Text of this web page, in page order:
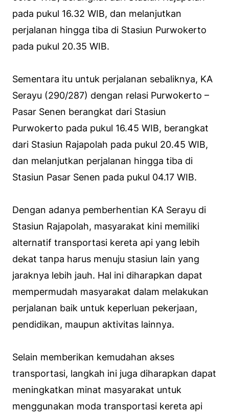
pada pukul 16.32 WIB, dan melanjutkan
perjalanan hingga tiba di Stasiun Purwokerto
pada pukul 20.35 WIB.
Sementara itu untuk perjalanan sebaliknya, KA
Serayu (290/287) dengan relasi Purwokerto –
Pasar Senen berangkat dari Stasiun
Purwokerto pada pukul 16.45 WIB, berangkat
dari Stasiun Rajapolah pada pukul 20.45 WIB,
dan melanjutkan perjalanan hingga tiba di
Stasiun Pasar Senen pada pukul 04.17 WIB.
Dengan adanya pemberhentian KA Serayu di
Stasiun Rajapolah, masyarakat kini memiliki
alternatif transportasi kereta api yang lebih
dekat tanpa harus menuju stasiun lain yang
jaraknya lebih jauh. Hal ini diharapkan dapat
mempermudah masyarakat dalam melakukan
perjalanan baik untuk keperluan pekerjaan,
pendidikan, maupun aktivitas lainnya.
Selain memberikan kemudahan akses
transportasi, langkah ini juga diharapkan dapat
meningkatkan minat masyarakat untuk
menggunakan moda transportasi kereta api